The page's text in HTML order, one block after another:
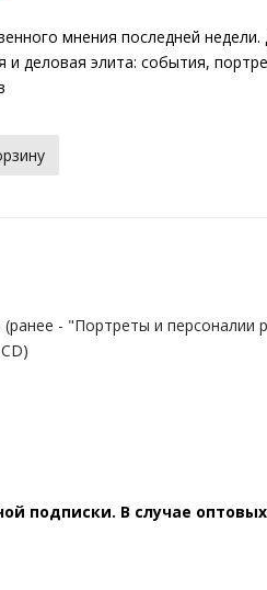
мнения последней недели.
и деловая элита: события,
(ранее - "Портреты и персоналии
подписки. В случае